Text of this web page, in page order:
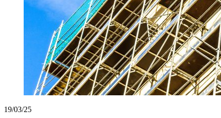
19/03/25